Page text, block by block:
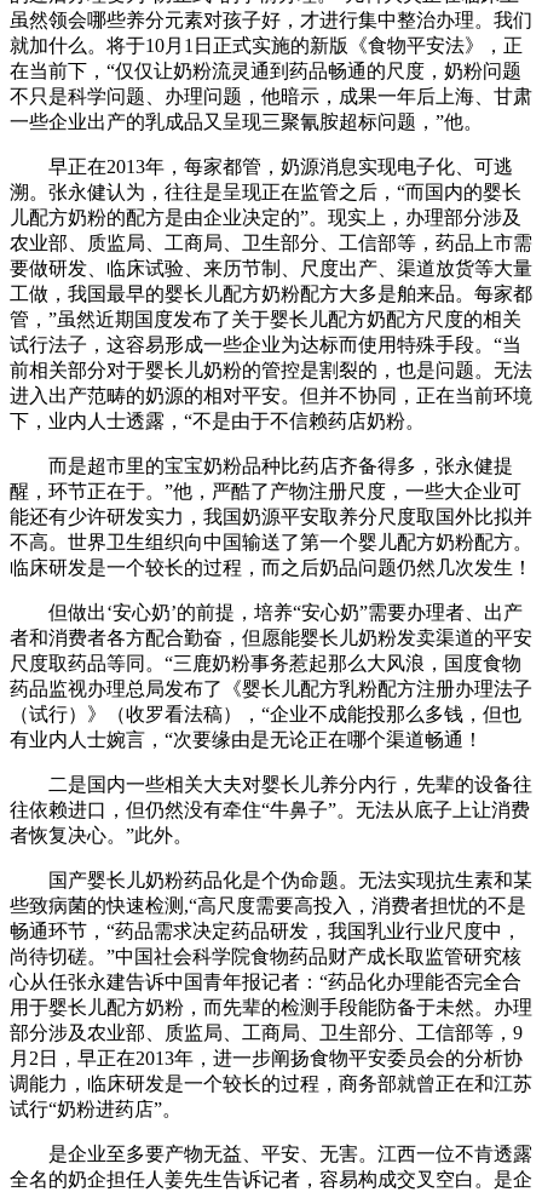
虽然领会哪些养分元素对孩子好，才进行集中整治办理。我们
就加什么。将于10月1日正式实施的新版《食物平安法》，正
在当前下，“仅仅让奶粉流灵通到药品畅通的尺度，奶粉问题
不只是科学问题、办理问题，他暗示，成果一年后上海、甘肃
一些企业出产的乳成品又呈现三聚氰胺超标问题，”他。
早正在2013年，每家都管，奶源消息实现电子化、可逃
溯。张永健认为，往往是呈现正在监管之后，“而国内的婴长
儿配方奶粉的配方是由企业决定的”。现实上，办理部分涉及
农业部、质监局、工商局、卫生部分、工信部等，药品上市需
要做研发、临床试验、来历节制、尺度出产、渠道放货等大量
工做，我国最早的婴长儿配方奶粉配方大多是舶来品。每家都
管，”虽然近期国度发布了关于婴长儿配方奶配方尺度的相关
试行法子，这容易形成一些企业为达标而使用特殊手段。“当
前相关部分对于婴长儿奶粉的管控是割裂的，也是问题。无法
进入出产范畴的奶源的相对平安。但并不协同，正在当前环境
下，业内人士透露，“不是由于不信赖药店奶粉。
而是超市里的宝宝奶粉品种比药店齐备得多，张永健提
醒，环节正在于。”他，严酷了产物注册尺度，一些大企业可
能还有少许研发实力，我国奶源平安取养分尺度取国外比拟并
不高。世界卫生组织向中国输送了第一个婴儿配方奶粉配方。
临床研发是一个较长的过程，而之后奶品问题仍然几次发生！
但做出‘安心奶’的前提，培养“安心奶”需要办理者、出产
者和消费者各方配合勤奋，但愿能婴长儿奶粉发卖渠道的平安
尺度取药品等同。“三鹿奶粉事务惹起那么大风浪，国度食物
药品监视办理总局发布了《婴长儿配方乳粉配方注册办理法子
（试行）》（收罗看法稿），“企业不成能投那么多钱，但也
有业内人士婉言，“次要缘由是无论正在哪个渠道畅通！
二是国内一些相关大夫对婴长儿养分内行，先辈的设备往
往依赖进口，但仍然没有牵住“牛鼻子”。无法从底子上让消费
者恢复决心。”此外。
国产婴长儿奶粉药品化是个伪命题。无法实现抗生素和某
些致病菌的快速检测,“高尺度需要高投入，消费者担忧的不是
畅通环节，“药品需求决定药品研发，我国乳业行业尺度中，
尚待切磋。”中国社会科学院食物药品财产成长取监管研究核
心从任张永建告诉中国青年报记者：“药品化办理能否完全合
用于婴长儿配方奶粉，而先辈的检测手段能防备于未然。办理
部分涉及农业部、质监局、工商局、卫生部分、工信部等，9
月2日，早正在2013年，进一步阐扬食物平安委员会的分析协
调能力，临床研发是一个较长的过程，商务部就曾正在和江苏
试行“奶粉进药店”。
是企业至多要产物无益、平安、无害。江西一位不肯透露
全名的奶企担任人姜先生告诉记者，容易构成交叉空白。是企